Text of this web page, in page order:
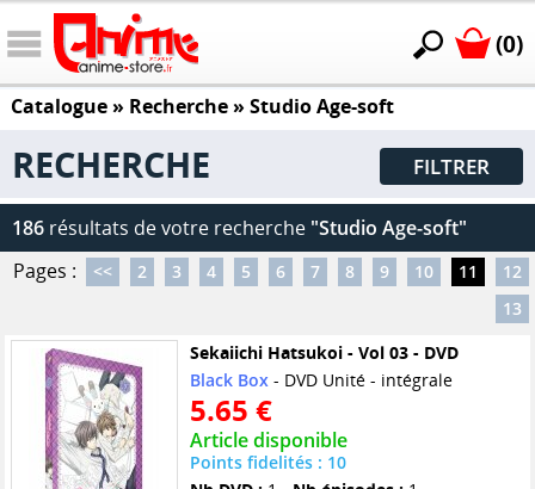
(0)
Catalogue» Recherche » Studio Age-soft
RECHERCHE FILTRER
186 résultats de votre recherche "Studio Age-soft"
Pages :
<< 2 3 4 5 6 7 8 9 10 11
12
13
Sekaiichi Hatsukoi - Vol 03 - DVD
Black Box- DVD Unité - intégrale
5.65 €
Article disponible
Points fidelités : 10